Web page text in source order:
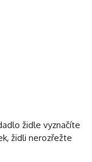
židle vyznačíte
židli nerozřežte